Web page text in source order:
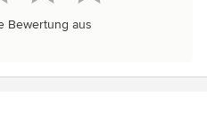
Bewertung aus